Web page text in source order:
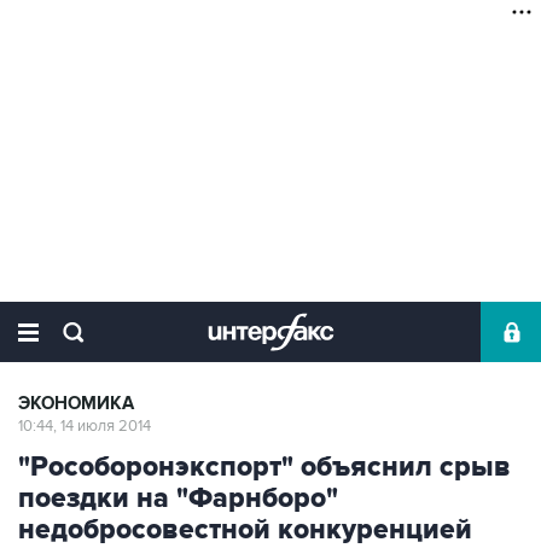
ЭКОНОМИКА
10:44, 14 июля 2014
"Рособоронэкспорт" объяснил срыв
поездки на "Фарнборо"
недобросовестной конкуренцией